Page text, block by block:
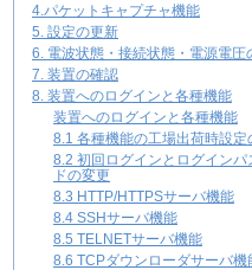
4.パケットキャプチャ機能
5. 設定の更新
6. 電波状態・接続状態・電源電圧
7. 装置の確認
8. 装置へのログインと各種機能
装置へのログインと各種機能
8.1 各種機能の工場出荷時設定
8.2 初回ログインとログインパ
ドの変更
8.3 HTTP/HTTPSサーバ機能
8.4 SSHサーバ機能
8.5 TELNETサーバ機能
8.6 TCPダウンローダサーバ機